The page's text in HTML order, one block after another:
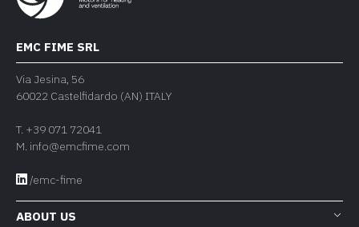
EMC FIME SRL
Via Jesina, 56
60022 Castelfidardo (AN) ITALY
T. +39 071 72041
M. info@emcfime.com
/emc-fime
ABOUT US